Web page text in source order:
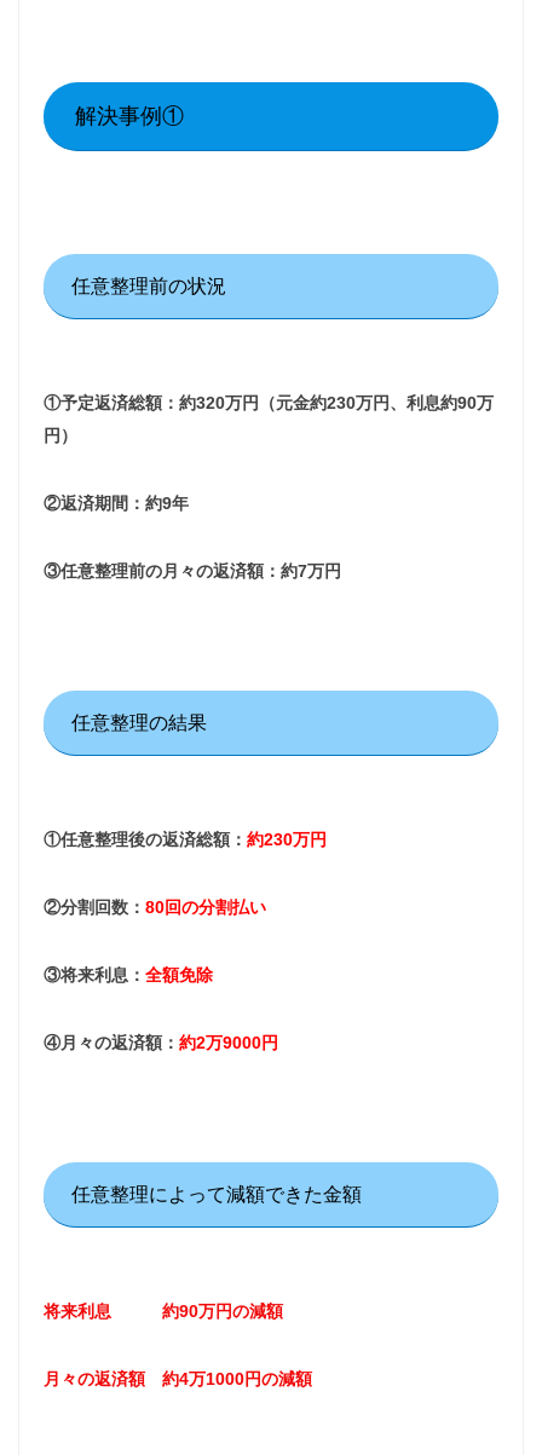
解決事例①
任意整理前の状況
①予定返済総額： 約320万円（元金約230万円、利息約90万
円）
②返済期間：約9年
③任意整理前の月々の返済額：約7万円
任意整理の結果
①任意整理後の返済総額： 約230万円
②分割回数： 80回の分割払い
③将来利息： 全額免除
④月々の返済額： 約2万9000円
任意整理によって減額できた金額
将来利息 約90万円の減額
月々の返済額 約4万1000円の減額